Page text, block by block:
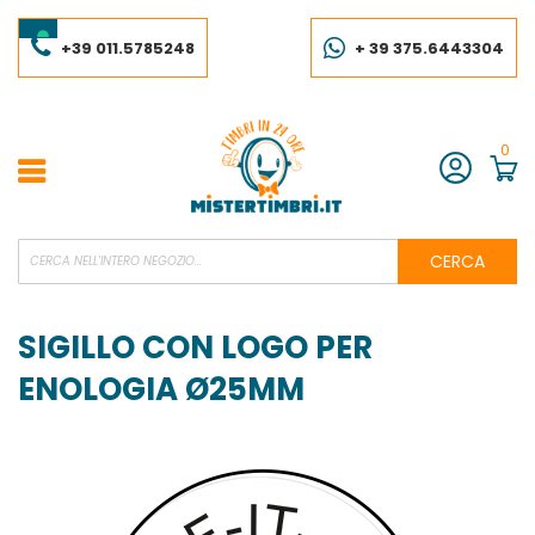
al
contenuto+39 011.5785248 + 39 375.6443304
Account
0
CERCA
SIGILLO CON LOGO PER
ENOLOGIA Ø25MM